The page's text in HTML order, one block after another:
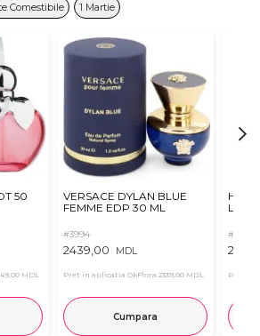
Comestibile 1 Martie
50
MDL
VERSACE DYLAN BLUE
FEMME EDP 30 ML
#3994
2439,00 MDL
Pret in aplicatia OkFlora 2339,00 MDL
Cumpara
Hugo
Le
#4014
Pret in